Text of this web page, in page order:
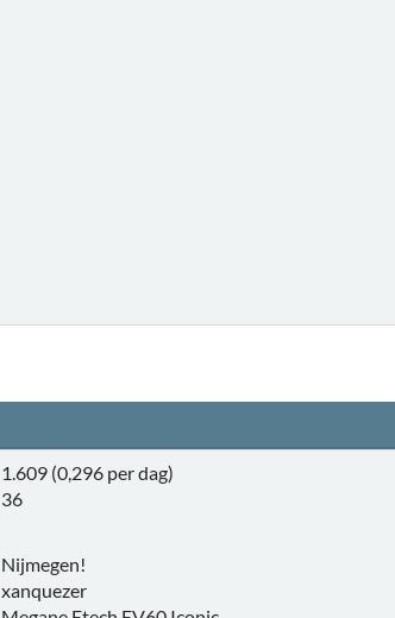
1.609 (0,296 per dag)
36
Nijmegen!
xanquezer